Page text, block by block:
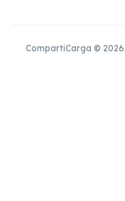
CompartiCarga © 2026